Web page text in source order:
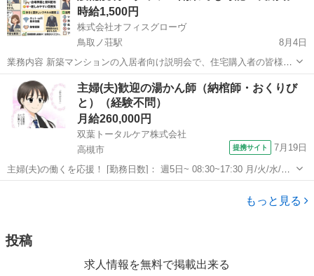
時給1,500円
株式会社オフィスグローヴ
鳥取ノ荘駅
8月4日
業務内容 新築マンションの入居者向け説明会で、住宅購入者の皆様に
インターネット設備について分かりやすくご説明していただくお仕事
です。入居前の大切な時期に、新しい住環境での快適なインターネッ
トをサポートする重要な役割を担っ...
大阪 鳥取ノ荘駅 接客 スタッフ
主婦(夫)歓迎の湯かん師（納棺師・おくりび
と）（経験不問）
月給260,000円
双葉トータルケア株式会社
高槻市
提携サイト 7月19日
主婦(夫)の働くを応援！ [勤務日数]： 週5日~ 08:30~17:30 月/火/水/木/
金/土/日 などから選べます [勤務地・最寄駅]： 大阪府高槻市城北町１
丁目８－１ 双葉トータルケア株式会社 高槻営業所 瑞光四...もっと見る
投稿
求人情報を無料で掲載出来る